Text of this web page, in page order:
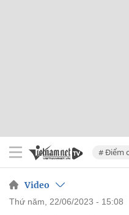
# Điểm
Video
thứ năm, 22/06/2023 - 15:08